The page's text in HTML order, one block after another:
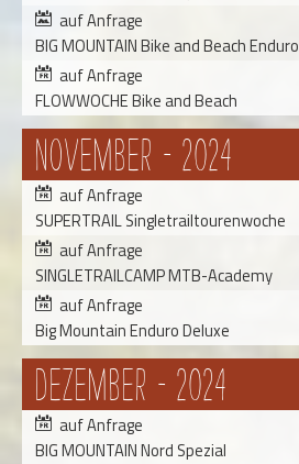
auf Anfrage
BIG MOUNTAIN Bike and Beach Enduro
auf Anfrage
FLOWWOCHE Bike and Beach
November - 2024
auf Anfrage
SUPERTRAIL Singletrailtourenwoche
auf Anfrage
SINGLETRAILCAMP MTB-Academy
auf Anfrage
Big Mountain Enduro Deluxe
Dezember - 2024
auf Anfrage
BIG MOUNTAIN Nord Spezial